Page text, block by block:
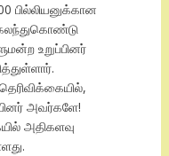
பில்லியனுக்கான
கலந்துகொண்டு
உறுப்பினர்
அவர்களே!
அதிகளவு